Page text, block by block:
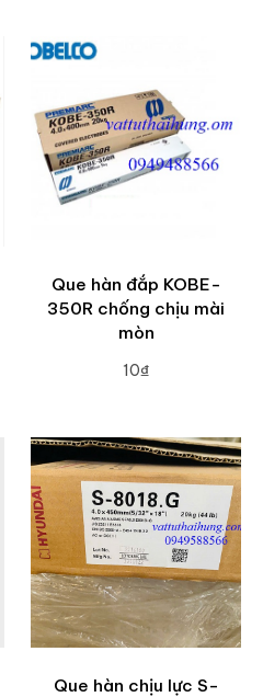
Que hàn đắp KOBE-
350R chống chịu mài
mòn
10₫
Que hàn chịu lực S-